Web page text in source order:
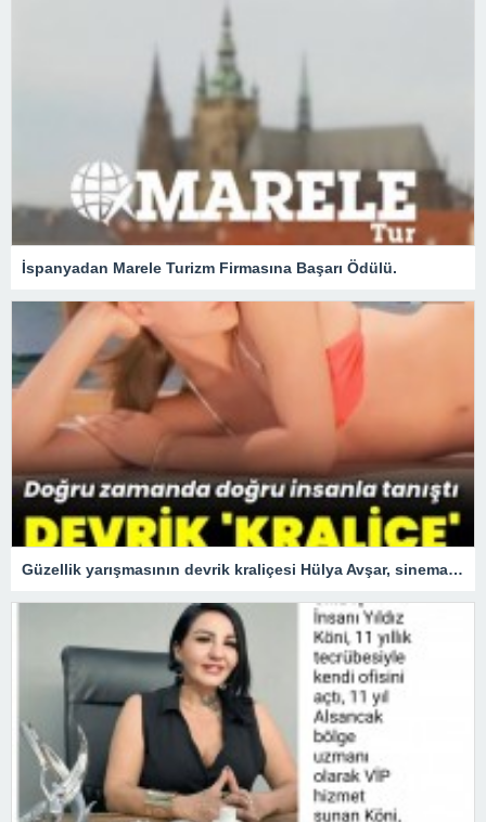
İspanyadan Marele Turizm Firmasına Başarı Ödülü.
Güzellik yarışmasının devrik kraliçesi Hülya Avşar, sinemanın kraliçesi oldu.